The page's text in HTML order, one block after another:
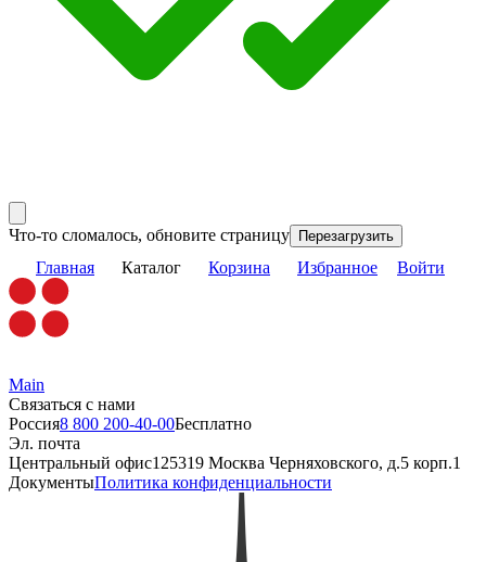
Что-то сломалось, обновите страницу Перезагрузить
Главная Каталог Корзина Избранное Войти
Main
Связаться с нами
Россия8 800 200-40-00Бесплатно
Эл. почта
Центральный офис125319 Москва Черняховского, д.5 корп.1
ДокументыПолитика конфиденциальности